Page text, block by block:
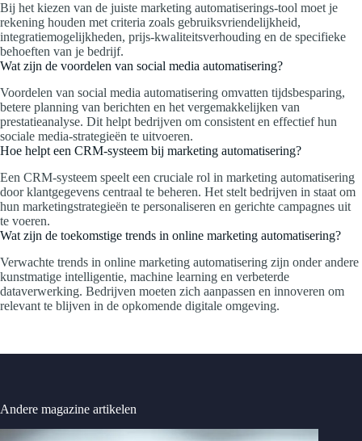
Bij het kiezen van de juiste marketing automatiserings-tool moet je
rekening houden met criteria zoals gebruiksvriendelijkheid,
integratiemogelijkheden, prijs-kwaliteitsverhouding en de specifieke
behoeften van je bedrijf.
Wat zijn de voordelen van social media automatisering?
Voordelen van social media automatisering omvatten tijdsbesparing,
betere planning van berichten en het vergemakkelijken van
prestatieanalyse. Dit helpt bedrijven om consistent en effectief hun
sociale media-strategieën te uitvoeren.
Hoe helpt een CRM-systeem bij marketing automatisering?
Een CRM-systeem speelt een cruciale rol in marketing automatisering
door klantgegevens centraal te beheren. Het stelt bedrijven in staat om
hun marketingstrategieën te personaliseren en gerichte campagnes uit
te voeren.
Wat zijn de toekomstige trends in online marketing automatisering?
Verwachte trends in online marketing automatisering zijn onder andere
kunstmatige intelligentie, machine learning en verbeterde
dataverwerking. Bedrijven moeten zich aanpassen en innoveren om
relevant te blijven in de opkomende digitale omgeving.
Andere magazine artikelen